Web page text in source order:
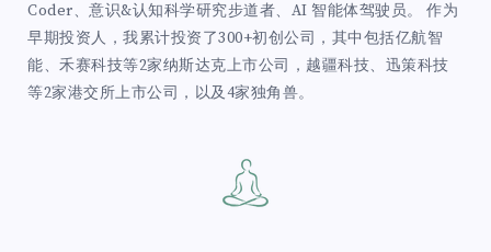
Coder、意识&认知科学研究步道者、AI 智能体驾驶员。 作为
早期投资人，我累计投资了300+初创公司，其中包括亿航智
能、禾赛科技等2家纳斯达克上市公司，越疆科技、迅策科技
等2家港交所上市公司，以及4家独角兽。